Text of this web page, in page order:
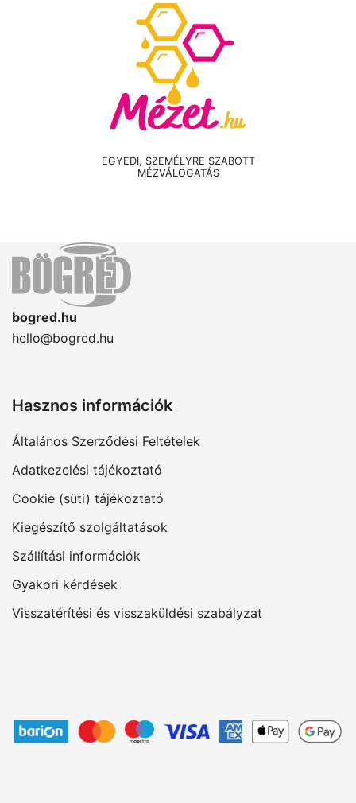
EGYEDI, SZEMÉLYRE SZABOTT
MÉZVÁLOGATÁS
bogred.hu
hello@bogred.hu
Hasznos információk
Általános Szerződési Feltételek
Adatkezelési tájékoztató
Cookie (süti) tájékoztató
Kiegészítő szolgáltatások
Szállítási információk
Gyakori kérdések
Visszatérítési és visszaküldési szabályzat